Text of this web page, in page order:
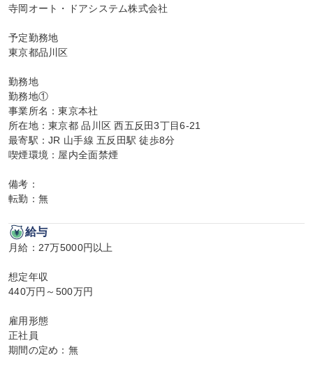
寺岡オート・ドアシステム株式会社
予定勤務地
東京都品川区
勤務地
勤務地①
事業所名：東京本社
所在地：東京都 品川区 西五反田3丁目6-21
最寄駅：JR 山手線 五反田駅 徒歩8分
喫煙環境：屋内全面禁煙
備考：
転勤：無
給与
月給：27万5000円以上
想定年収
440万円～500万円
雇用形態
正社員
期間の定め：無